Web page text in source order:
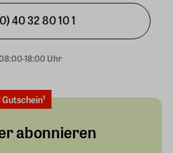
40 32 80 10 1
18:00 Uhr
abonnieren